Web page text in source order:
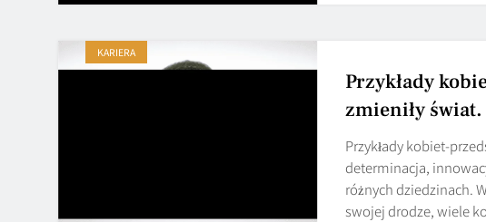
KARIERA
Przykłady
zmieniły świat.
Przykłady kobiet-
determinacja,
różnych dziedzinach.
swojej drodze, wiele